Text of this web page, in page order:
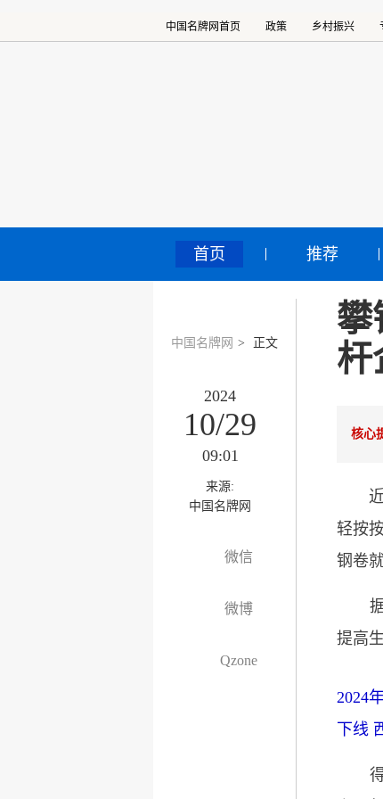
中国名牌网首页 政策 乡村振兴
首页 推荐
中国名牌网 > 正文
2024
10/29
09:01
来源:
中国名牌网
微信
微博
Qzone
攀
杆
核心
近日
轻按
钢卷
据介
提高
2024
下线
得